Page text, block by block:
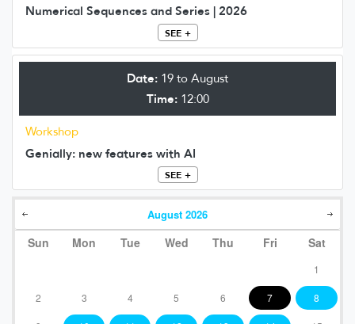
Numerical Sequences and Series | 2026
SEE +
Date: 19 to August
Time:12:00
Workshop
Genially: new features with AI
SEE +
August 2026
Sun Mon Tue Wed Thu Fri Sat
1
2 3 4 5 6 7 8